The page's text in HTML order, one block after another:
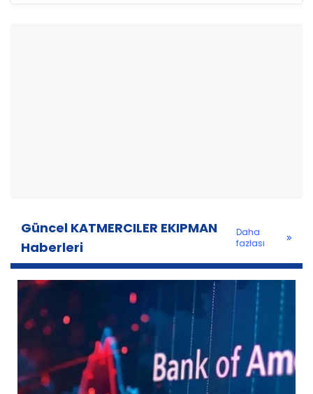
Güncel KATMERCILER EKIPMAN
Haberleri
Daha
fazlası